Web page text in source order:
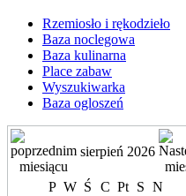
Rzemiosło i rękodzieło
Baza noclegowa
Baza kulinarna
Place zabaw
Wyszukiwarka
Baza ogloszeń
sierpień 2026
P W Ś C Pt S N